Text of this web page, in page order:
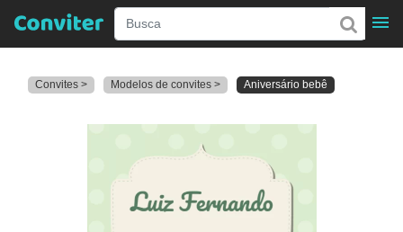
Convites > Modelos de convites > Aniversário bebê